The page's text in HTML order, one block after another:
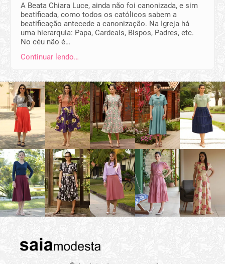
A Beata Chiara Luce, ainda não foi canonizada, e sim
beatificada, como todos os católicos sabem a
beatificação antecede a canonização. Na Igreja há
uma hierarquia: Papa, Cardeais, Bispos, Padres, etc.
No céu não é…
Continuar lendo…